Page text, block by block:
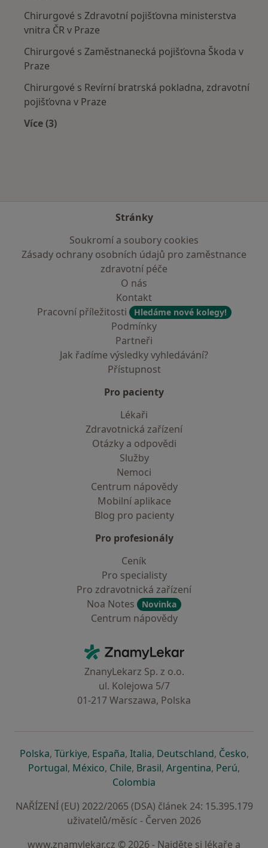
Chirurgové s Zdravotní pojišťovna ministerstva
vnitra ČR v Praze
Chirurgové s Zaměstnanecká pojišťovna Škoda v
Praze
Chirurgové s Revírní bratrská pokladna, zdravotní
pojišťovna v Praze
Více (3)
Stránky
Soukromí a soubory cookies
Zásady ochrany osobních údajů pro zaměstnance
zdravotní péče
O nás
Kontakt
Pracovní příležitosti
Hledáme nové kolegy!
Podmínky
Partneři
Jak řadíme výsledky vyhledávání?
Přístupnost
Pro pacienty
Lékaři
Zdravotnická zařízení
Otázky a odpovědi
Služby
Nemoci
Centrum nápovědy
Mobilní aplikace
Blog pro pacienty
Pro profesionály
Ceník
Pro specialisty
Pro zdravotnická zařízení
Noa Notes
Novinka
Centrum nápovědy
ZnamyLekar - Hlavní stránka
ZnanyLekarz Sp. z o.o.
ul. Kolejowa 5/7
01-217 Warszawa, Polska
Polskase otevře v nové záložce
, Türkiyese otevře v nové záložce
, Españase otevře v nové záložce
, Italiase otevře v nové záložce
, Deutschlandse otevře v
, Českose
,
Portugalse otevře v nové záložce
, Méxicose otevře v nové záložce
, Chilese otevře v nové záložce
, Brasilse otevře v nové
, Argentinase otevře v
, Perúse
,
Colombia
NAŘÍZENÍ (EU) 2022/2065 (DSA) článek 24: 15.395.179
uživatelů/měsíc - Červen 2026
www.znamylekar.cz © 2026 - Najděte si lékaře a